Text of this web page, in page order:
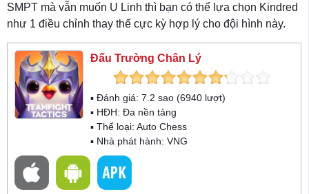
SMPT mà vẫn muốn U Linh thì bạn có thể lựa chọn Kindred
như 1 điều chỉnh thay thế cực kỳ hợp lý cho đội hình này.
Đấu Trường Chân Lý
▪ Đánh giá: 7.2 sao (6940 lượt)
▪ HĐH: Đa nền tảng
▪ Thể loại: Auto Chess
▪ Nhà phát hành: VNG